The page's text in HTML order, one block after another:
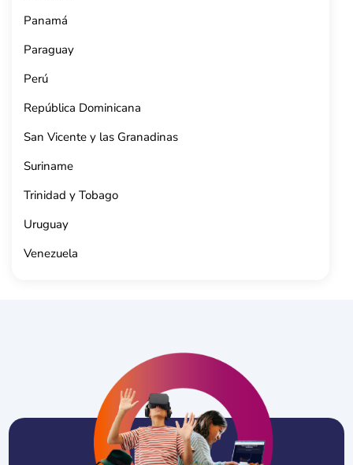
Panamá
Paraguay
Perú
República Dominicana
San Vicente y las Granadinas
Suriname
Trinidad y Tobago
Uruguay
Venezuela